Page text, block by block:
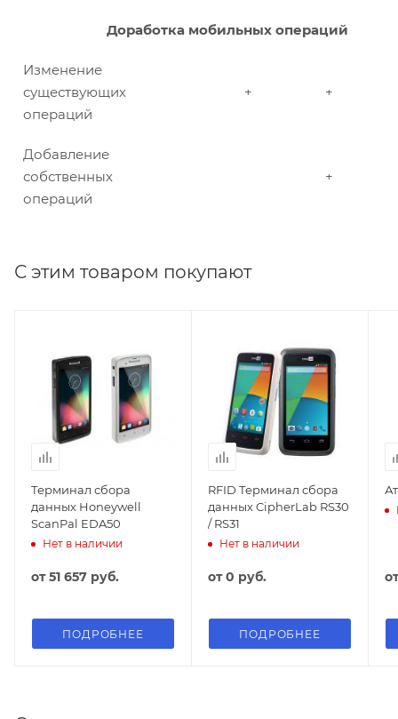
Доработка мобильных операций
Изменение
существующих
операций
+ +
Добавление
собственных
операций
+
С этим товаром покупают
Терминал сбора
данных Honeywell
ScanPal EDA50
Нет в наличии
от51 657 руб.
ПОДРОБНЕЕ
RFID Терминал сбора
данных CipherLab RS30
/ RS31
Нет в наличии
от0 руб.
ПОДРОБНЕЕ